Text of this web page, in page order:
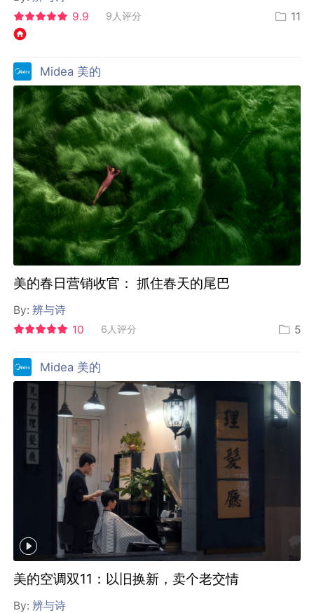
9.9
9人评分 11
Midea 美的
美的春日营销收官： 抓住春天的尾巴
By:辨与诗
10
6人评分 5
Midea 美的
美的空调双11：以旧换新，卖个老交情
By:辨与诗